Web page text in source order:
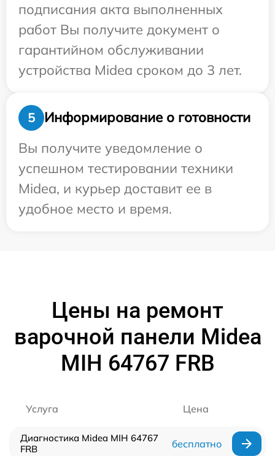
подписания акта выполненных
работ Вы получите документ о
гарантийном обслуживании
устройства Midea сроком до 3 лет.
5
Информирование о готовности
Вы получите уведомление о
успешном тестировании техники
Midea, и курьер доставит ее в
удобное место и время.
Цены на ремонт
варочной панели Midea
MIH 64767 FRB
Услуга Цена
Диагностика Midea MIH 64767
FRB
бесплатно